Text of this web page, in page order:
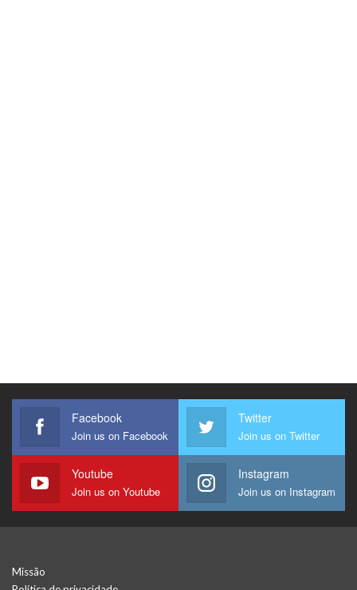
Facebook
Join us on Facebook
Twitter
Join us on Twitter
Youtube
Join us on Youtube
Instagram
Join us on Instagram
Missão